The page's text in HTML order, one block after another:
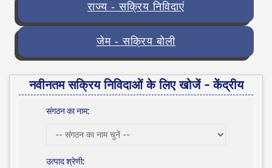
राज्य - सक्रिय निविदाएं
जेम - सक्रिय बोली
नवीनतम सक्रिय निविदाओं के लिए खोजें - केंद्रीय
संगठन का नाम:
उत्पाद श्रेणी: